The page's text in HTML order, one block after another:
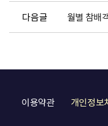
다음글 월별 참배
이용약관 개인정보